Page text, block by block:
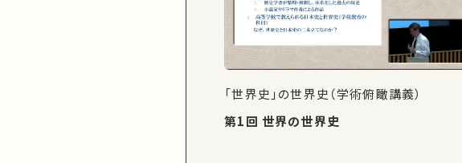
「世界史」の世界史（学術俯瞰講義）
第1回 世界の世界史